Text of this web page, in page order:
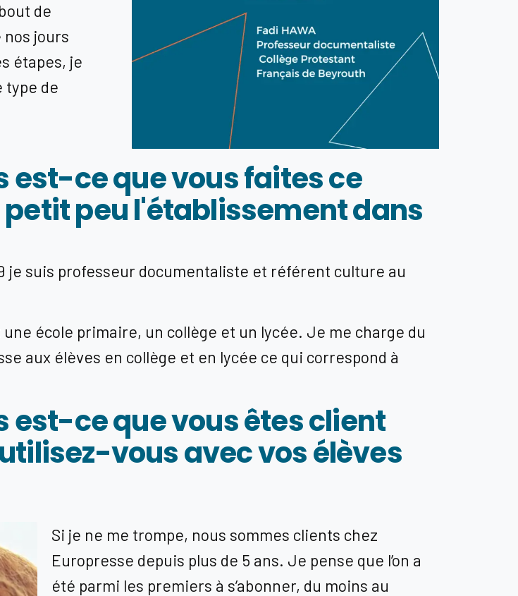
de
jours
étapes, je
type de
est-ce que vous faites ce
petit peu l'établissement dans
je suis professeur documentaliste et référent culture au
école primaire, un collège et un lycée. Je me charge du
aux élèves en collège et en lycée ce qui correspond à
est-ce que vous êtes client
vous avec vos élèves
Si je ne me trompe, nous sommes clients chez
Europresse depuis plus de 5 ans. Je pense que l’on a
été parmi les premiers à s’abonner, du moins au